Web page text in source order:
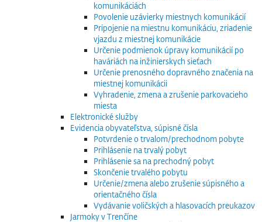
komunikáciách
Povolenie uzávierky miestnych komunikácií
Pripojenie na miestnu komunikáciu, zriadenie
vjazdu z miestnej komunikácie
Určenie podmienok úpravy komunikácií po
haváriách na inžinierskych sieťach
Určenie prenosného dopravného značenia na
miestnej komunikácii
Vyhradenie, zmena a zrušenie parkovacieho
miesta
Elektronické služby
Evidencia obyvateľstva, súpisné čísla
Potvrdenie o trvalom/prechodnom pobyte
Prihlásenie na trvalý pobyt
Prihlásenie sa na prechodný pobyt
Skončenie trvalého pobytu
Určenie/zmena alebo zrušenie súpisného a
orientačného čísla
Vydávanie voličských a hlasovacích preukazov
Jarmoky v Trenčíne